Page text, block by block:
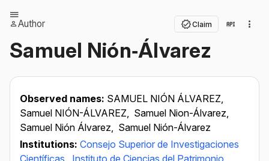
Author Claim
Samuel Nión‐Álvarez
Observed names: SAMUEL NIÓN ÁLVAREZ,
Samuel NIÓN-ÁLVAREZ, Samuel Nion-Álvarez,
Samuel Nión Álvarez, Samuel Nión-Álvarez
Institutions: Consejo Superior de Investigaciones
Científicas, Instituto de Ciencias del Patrimonio,